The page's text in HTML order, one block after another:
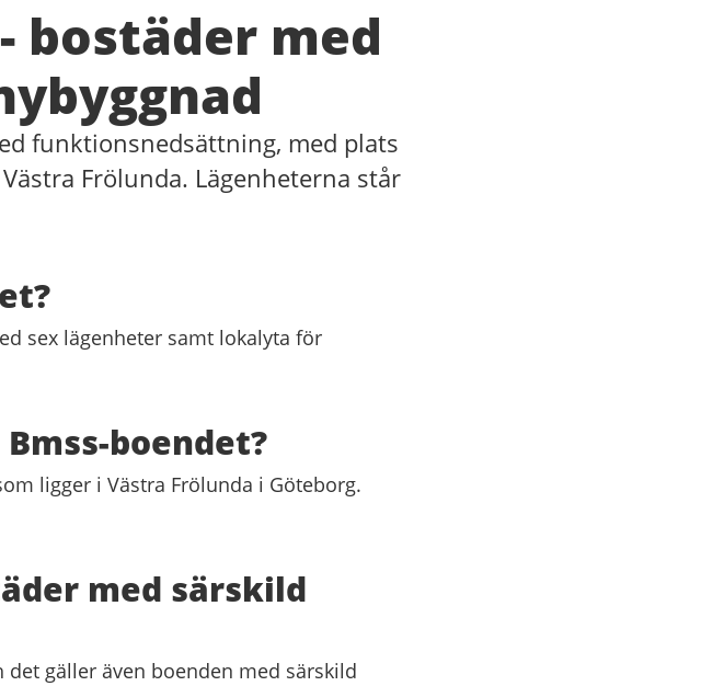
bostäder med
funktionsnedsättning, med plats
Frölunda. Lägenheterna står
sex lägenheter samt lokalyta för
boendet?
ligger i Västra Frölunda i Göteborg.
med särskild
gäller även boenden med särskild